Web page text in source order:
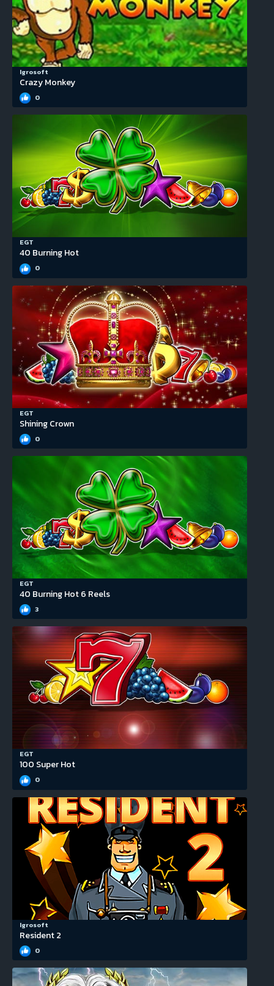
Igrosoft
Crazy Monkey
0
EGT
40 Burning Hot
0
EGT
Shining Crown
0
EGT
40 Burning Hot 6 Reels
3
EGT
100 Super Hot
0
Igrosoft
Resident 2
0